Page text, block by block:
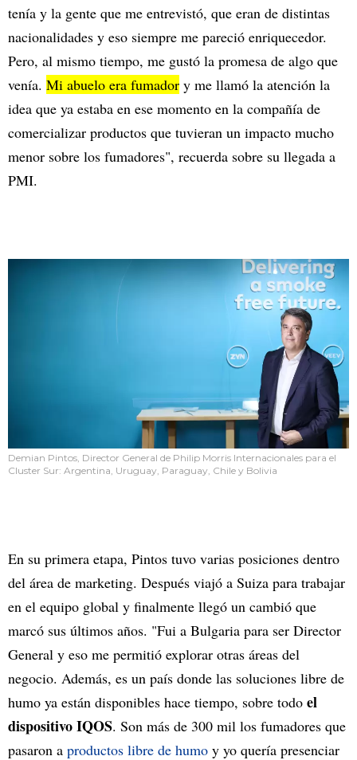
tenía y la gente que me entrevistó, que eran de distintas
nacionalidades y eso siempre me pareció enriquecedor.
Pero, al mismo tiempo, me gustó la promesa de algo que
venía. Mi abuelo era fumador y me llamó la atención la
idea que ya estaba en ese momento en la compañía de
comercializar productos que tuvieran un impacto mucho
menor sobre los fumadores", recuerda sobre su llegada a
PMI.
Demian Pintos, Director General de Philip Morris Internacionales para el
Cluster Sur: Argentina, Uruguay, Paraguay, Chile y Bolivia
En su primera etapa, Pintos tuvo varias posiciones dentro
del área de marketing. Después viajó a Suiza para trabajar
en el equipo global y finalmente llegó un cambió que
marcó sus últimos años. "Fui a Bulgaria para ser Director
General y eso me permitió explorar otras áreas del
negocio. Además, es un país donde las soluciones libre de
humo ya están disponibles hace tiempo, sobre todo el
dispositivo IQOS. Son más de 300 mil los fumadores que
pasaron a productos libre de humo y yo quería presenciar